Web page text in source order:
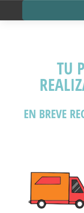
TU
EN BREVE